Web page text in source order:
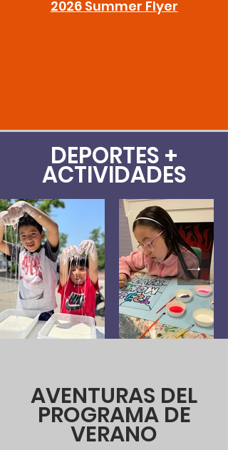
2026 Summer Flyer
DEPORTES +
ACTIVIDADES
AVENTURAS DEL
PROGRAMA DE
VERANO